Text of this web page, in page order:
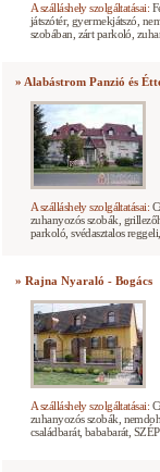
A szálláshely szolgáltatásai:
játszótér, gyermekjátszó,
szobában, zárt parkoló,
» Alabástrom Panzió és
A szálláshely szolgáltatásai:
zuhanyozós szobák,
parkoló, svédasztalos
» Rajna Nyaraló - Bogács
A szálláshely szolgáltatásai:
zuhanyozós szobák,
családbarát, bababarát,